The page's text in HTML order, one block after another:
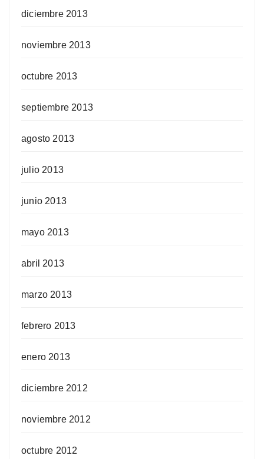
diciembre 2013
noviembre 2013
octubre 2013
septiembre 2013
agosto 2013
julio 2013
junio 2013
mayo 2013
abril 2013
marzo 2013
febrero 2013
enero 2013
diciembre 2012
noviembre 2012
octubre 2012